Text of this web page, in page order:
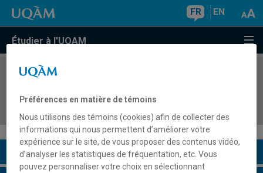
FR EN
Étudier à l'UQAM
COURS//
pédagogique
Description du cours
Préférences en matière de témoins
Nous utilisons des témoins (cookies) afin de collecter des
informations qui nous permettent d’améliorer votre
expérience sur le site, de vous proposer des contenus vidéo,
d’analyser les statistiques de fréquentation, etc. Vous
pouvez personnaliser votre choix en sélectionnant